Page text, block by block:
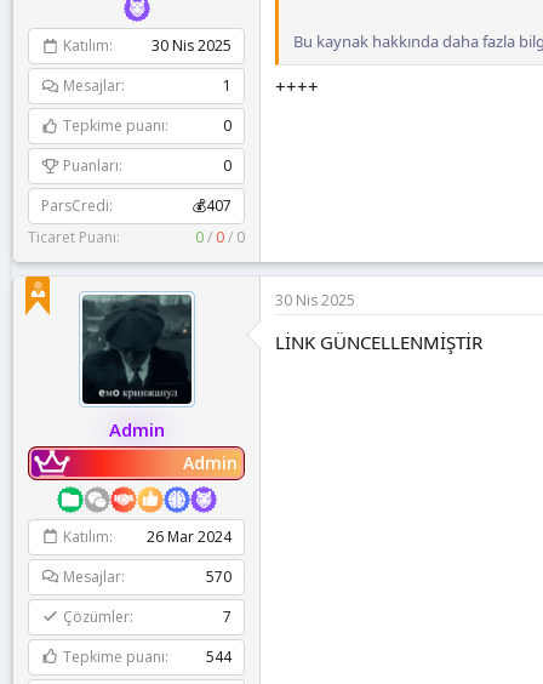
Katılım
30 Nis 2025
Mesajlar
1
Tepkime puanı
0
Puanları
0
ParsCredi
💰407
Ticaret Puanı:
0/ 0/ 0
Bu kaynak hakkında daha fazla
++++
Admin
Admin
Katılım
26 Mar 2024
Mesajlar
570
Çözümler
7
Tepkime puanı
544
30 Nis 2025
LİNK GÜNCELLENMİŞTİR